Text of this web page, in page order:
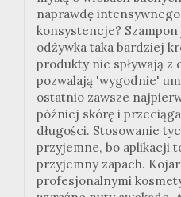
naprawdę
konsystencje?
odżywka taka bardziej
produkty nie spływają z
pozwalają 'wygodnie'
ostatnio zawsze
później skórę i
długości. Stosowanie
przyjemne, bo aplikacji
przyjemny zapach.
profesjonalnymi